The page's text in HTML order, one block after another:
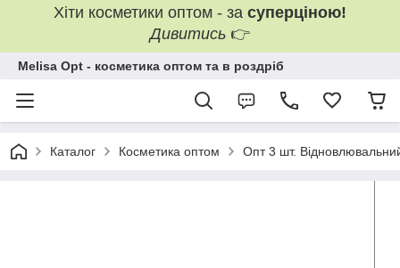
Хіти косметики оптом - за суперціною!
Дивитись 👉
Melisa Opt - косметика оптом та в роздріб
Каталог Косметика оптом Опт 3 шт.